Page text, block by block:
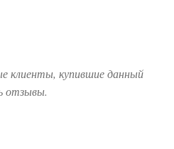
клиенты, купившие данный
отзывы.